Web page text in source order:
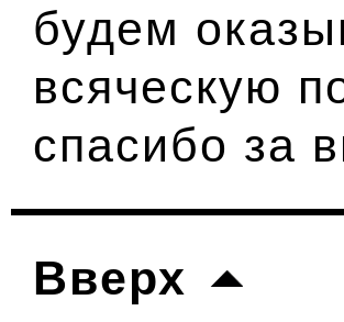
будем
всяческую
спасибо за
Вверх